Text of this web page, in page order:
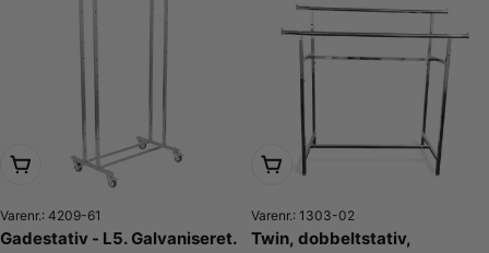
Læg i kurv
Varenr.: 4209-61
Gadestativ - L5. Galvaniseret.
Læg i kurv
Varenr.: 1303-02
Twin, dobbeltstativ,